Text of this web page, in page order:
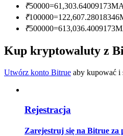
Ciesz się podziałem zysków
Informacja
Analiza Big Data, w tym
₹50000=61,303.64009173
₹100000=122,607.28018346
₹500000=613,036.4009173
Kup kryptowaluty z
Utwórz konto Bitrue aby kupować i
Rejestracja
Zarejestruj się na Bitrue za